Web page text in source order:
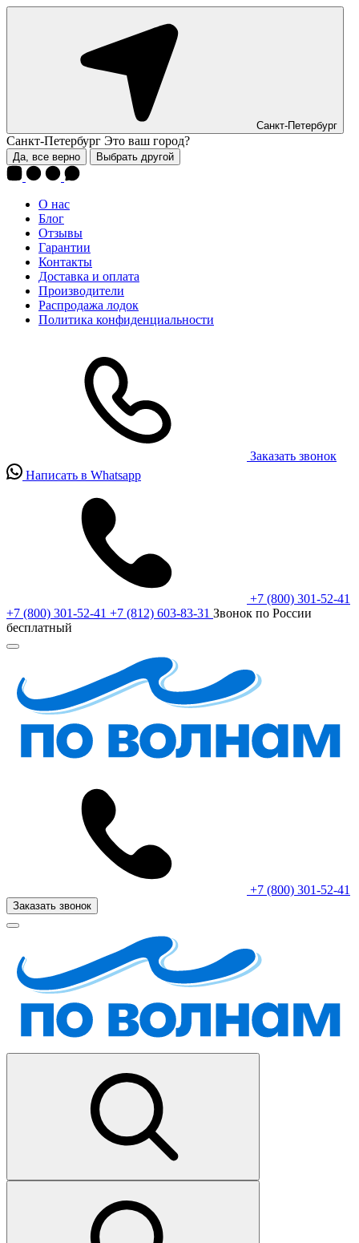
Санкт-Петербург
Санкт-Петербург Это ваш город?
Да, все верно Выбрать другой
О нас
Блог
Отзывы
Гарантии
Контакты
Доставка и оплата
Производители
Распродажа лодок
Политика конфиденциальности
Заказать звонок
Написать в Whatsapp
+7 (800) 301-52-41
+7 (800) 301-52-41 +7 (812) 603-83-31 Звонок по России
бесплатный
+7 (800) 301-52-41
Заказать звонок